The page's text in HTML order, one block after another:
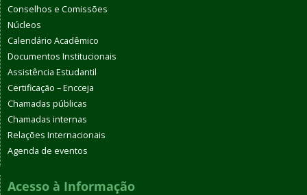
Conselhos e Comissões
Núcleos
Calendário Acadêmico
Documentos Institucionais
Assistência Estudantil
Certificação – Encceja
Chamadas públicas
Chamadas internas
Relações Internacionais
Agenda de eventos
Acesso à Informação